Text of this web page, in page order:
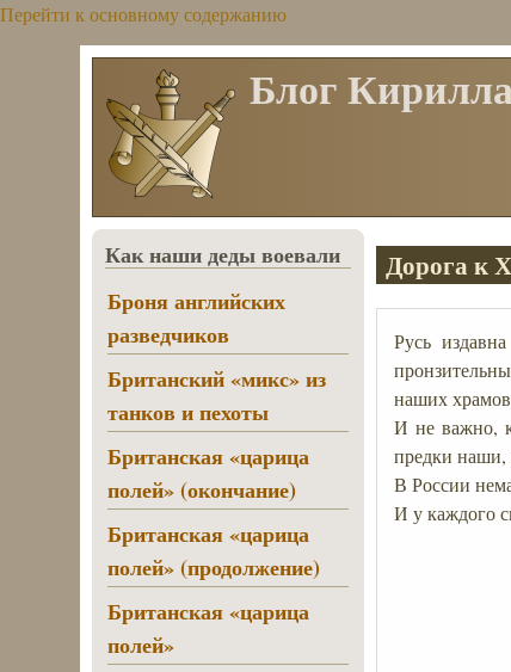
Перейти к основному содержанию
Блог
Дорога к
Русь
наших
И не важно,
предки
В России
И у каждого
Как наши деды воевали
Броня английских
разведчиков
Британский «микс» из
танков и пехоты
Британская «царица
полей» (окончание)
Британская «царица
полей» (продолжение)
Британская «царица
полей»